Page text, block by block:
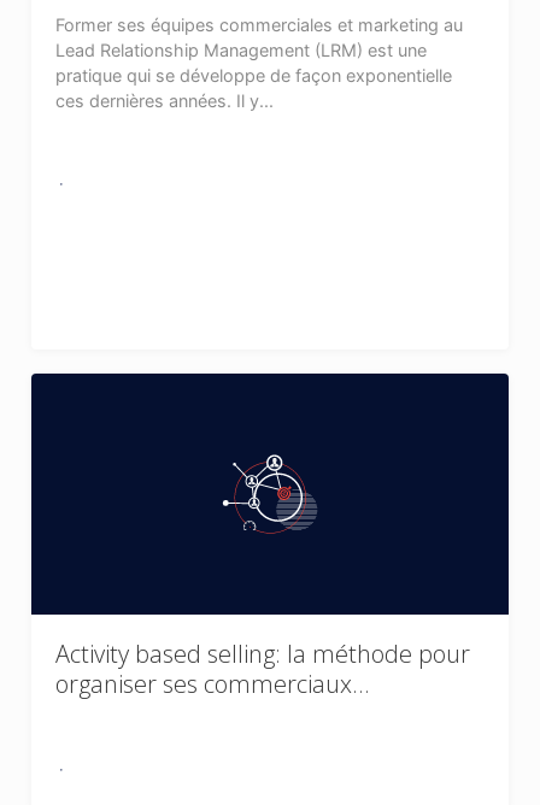
Former ses équipes commerciales et marketing au
Lead Relationship Management (LRM) est une
pratique qui se développe de façon exponentielle
ces dernières années. Il y...
Activity based selling: la méthode pour
organiser ses commerciaux…